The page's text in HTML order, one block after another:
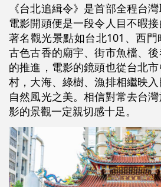
《台北追緝令》是首部全程台
電影開頭便是一段令人目不暇
著名觀光景點如台北101、西門
古色古香的廟宇、街市魚檔、
的推進，電影的鏡頭也從台北
村，大海、綠樹、漁排相繼映
自然風光之美。相信對常去台
影的景觀一定親切感十足。